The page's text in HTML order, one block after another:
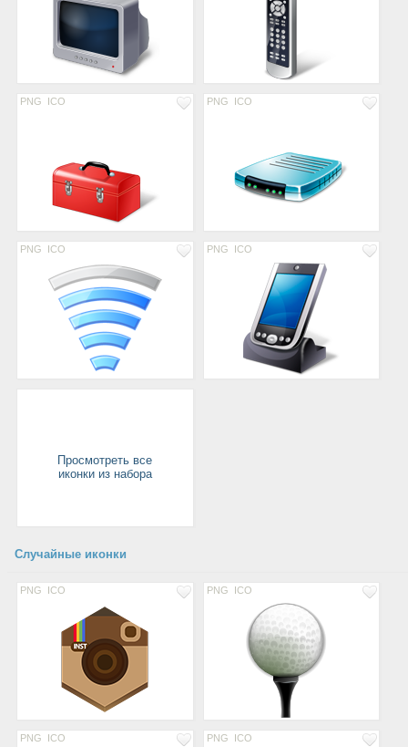
PNG ICO PNG ICO
PNG ICO PNG ICO
Просмотреть все
иконки из набора
Случайные иконки
PNG ICO PNG ICO
PNG ICO PNG ICO